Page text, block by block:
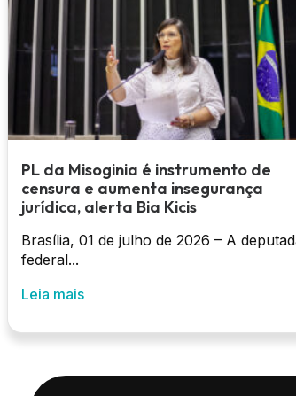
PL da Misoginia é instrumento de
censura e aumenta insegurança
jurídica, alerta Bia Kicis
Brasília, 01 de julho de 2026 – A
federal...
Leia mais